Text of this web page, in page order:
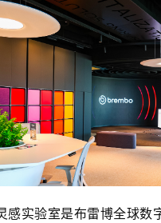
感实验室是布雷博全球数